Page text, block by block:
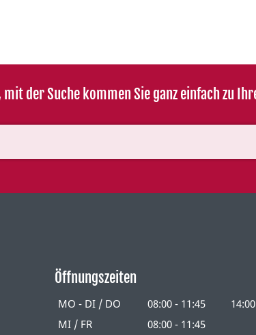
der Suche kommen Sie ganz einfach zu
Öffnungszeiten
MO - DI / DO 08:00 - 11:45
MI / FR
08:00 - 11:45